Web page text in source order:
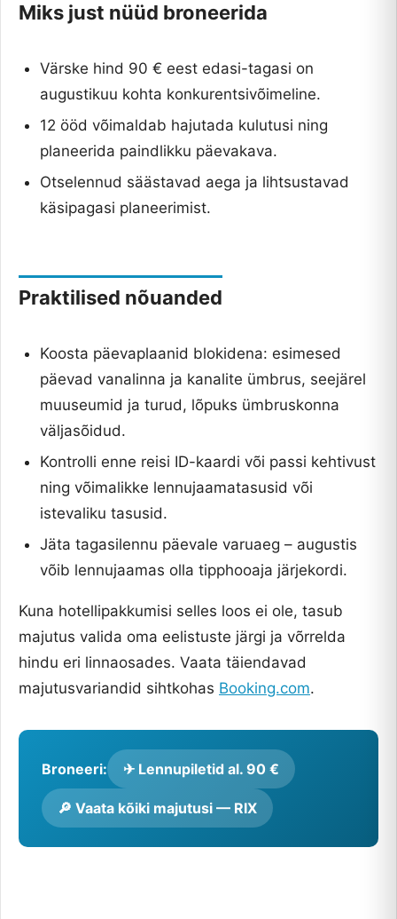
Miks just nüüd broneerida
Värske hind 90 € eest edasi-tagasi on
augustikuu kohta konkurentsivõimeline.
12 ööd võimaldab hajutada kulutusi ning
planeerida paindlikku päevakava.
Otselennud säästavad aega ja lihtsustavad
käsipagasi planeerimist.
Praktilised nõuanded
Koosta päevaplaanid blokidena: esimesed
päevad vanalinna ja kanalite ümbrus, seejärel
muuseumid ja turud, lõpuks ümbruskonna
väljasõidud.
Kontrolli enne reisi ID-kaardi või passi kehtivust
ning võimalikke lennujaamatasusid või
istevaliku tasusid.
Jäta tagasilennu päevale varuaeg – augustis
võib lennujaamas olla tipphooaja järjekordi.
Kuna hotellipakkumisi selles loos ei ole, tasub
majutus valida oma eelistuste järgi ja võrrelda
hindu eri linnaosades. Vaata täiendavad
majutusvariandid sihtkohas Booking.com.
Broneeri: ✈ Lennupiletid al. 90 €
🔎 Vaata kõiki majutusi — RIX